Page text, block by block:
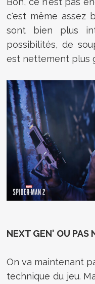
c'est même assez
sont bien plus
possibilités, de
est nettement plus
NEXT GEN' OU PAS
On va maintenant
technique du jeu.